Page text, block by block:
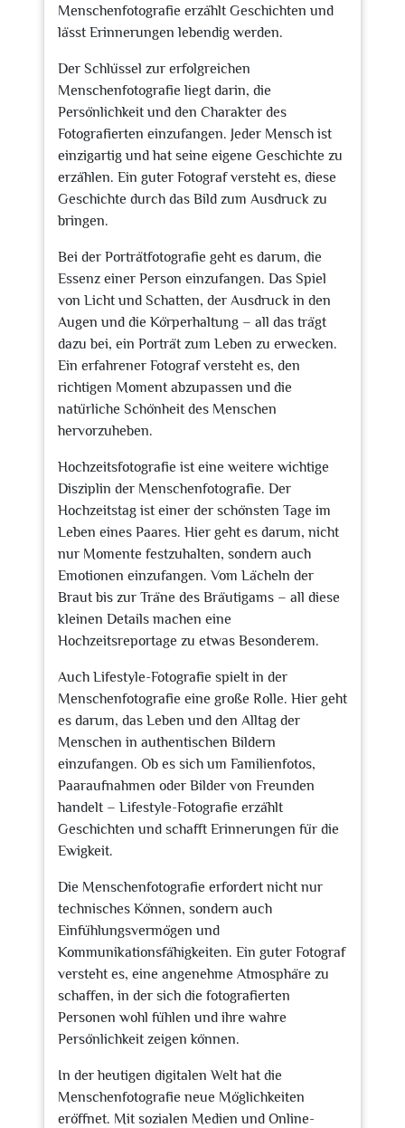
Menschenfotografie erzählt Geschichten und
lässt Erinnerungen lebendig werden.
Der Schlüssel zur erfolgreichen
Menschenfotografie liegt darin, die
Persönlichkeit und den Charakter des
Fotografierten einzufangen. Jeder Mensch ist
einzigartig und hat seine eigene Geschichte zu
erzählen. Ein guter Fotograf versteht es, diese
Geschichte durch das Bild zum Ausdruck zu
bringen.
Bei der Porträtfotografie geht es darum, die
Essenz einer Person einzufangen. Das Spiel
von Licht und Schatten, der Ausdruck in den
Augen und die Körperhaltung – all das trägt
dazu bei, ein Porträt zum Leben zu erwecken.
Ein erfahrener Fotograf versteht es, den
richtigen Moment abzupassen und die
natürliche Schönheit des Menschen
hervorzuheben.
Hochzeitsfotografie ist eine weitere wichtige
Disziplin der Menschenfotografie. Der
Hochzeitstag ist einer der schönsten Tage im
Leben eines Paares. Hier geht es darum, nicht
nur Momente festzuhalten, sondern auch
Emotionen einzufangen. Vom Lächeln der
Braut bis zur Träne des Bräutigams – all diese
kleinen Details machen eine
Hochzeitsreportage zu etwas Besonderem.
Auch Lifestyle-Fotografie spielt in der
Menschenfotografie eine große Rolle. Hier geht
es darum, das Leben und den Alltag der
Menschen in authentischen Bildern
einzufangen. Ob es sich um Familienfotos,
Paaraufnahmen oder Bilder von Freunden
handelt – Lifestyle-Fotografie erzählt
Geschichten und schafft Erinnerungen für die
Ewigkeit.
Die Menschenfotografie erfordert nicht nur
technisches Können, sondern auch
Einfühlungsvermögen und
Kommunikationsfähigkeiten. Ein guter Fotograf
versteht es, eine angenehme Atmosphäre zu
schaffen, in der sich die fotografierten
Personen wohl fühlen und ihre wahre
Persönlichkeit zeigen können.
In der heutigen digitalen Welt hat die
Menschenfotografie neue Möglichkeiten
eröffnet. Mit sozialen Medien und Online-